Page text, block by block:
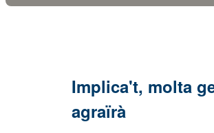
Implica't, molta
agraïrà